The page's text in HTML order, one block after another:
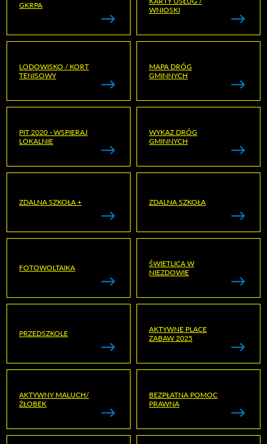
GKRPA
WNIOSKI
LODOWISKO / KORT
TENISOWY
MAPA DRÓG
GMINNYCH
PIT 2020 - WSPIERAJ
LOKALNIE
WYKAZ DRÓG
GMINNYCH
ZDALNA SZKOŁA + ZDALNA SZKOŁA
FOTOWOLTAIKA
ŚWIETLICA W
NIEZDOWIE
PRZEDSZKOLE
AKTYWNE PLACE
ZABAW 2025
AKTYWNY MALUCH/
ŻŁOBEK
BEZPŁATNA POMOC
PRAWNA